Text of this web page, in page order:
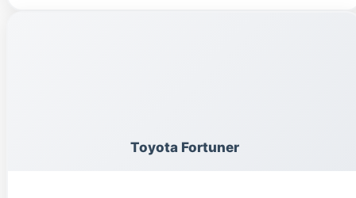
Toyota Fortuner